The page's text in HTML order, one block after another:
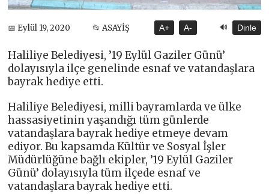
📅 Eylül 19, 2020 📂 ASAYİŞ A+ A- 🔊 Dinle
Haliliye Belediyesi, ’19 Eylül Gaziler Günü’
dolayısıyla ilçe genelinde esnaf ve vatandaşlara
bayrak hediye etti.
Haliliye Belediyesi, milli bayramlarda ve ülke
hassasiyetinin yaşandığı tüm günlerde
vatandaşlara bayrak hediye etmeye devam
ediyor. Bu kapsamda Kültür ve Sosyal İşler
Müdürlüğüne bağlı ekipler, ’19 Eylül Gaziler
Günü’ dolayısıyla tüm ilçede esnaf ve
vatandaşlara bayrak hediye etti.